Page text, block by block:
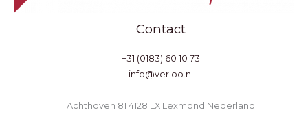
Contact
+31 (0183) 60 10 73
info@verloo.nl
Achthoven 81 4128 LX Lexmond Nederland